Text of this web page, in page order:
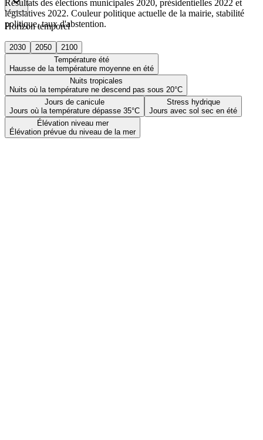
Horizon temporel
2030 2050
2100
Température été
Hausse de la température moyenne en été
Nuits tropicales
Nuits où la température ne descend pas sous 20°C
Jours de canicule
Jours où la température dépasse 35°C
Stress hydrique
Jours avec sol sec en été
Élévation niveau mer
Élévation prévue du niveau de la mer
Résultats des élections municipales 2020, présidentielles 2022 et
législatives 2022. Couleur politique actuelle de la mairie, stabilité
politique, taux d'abstention.